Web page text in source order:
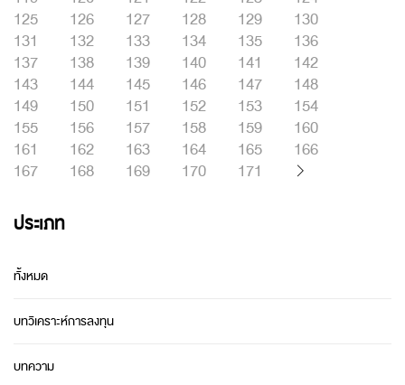
125
126 127 128 129
130
131
132 133 134 135
136
137
138 139 140 141
142
143
144 145 146 147
148
149
150 151 152 153
154
155
156 157 158 159
160
161
162 163 164 165
166
167
168 169 170 171
ประเภท
ทั้งหมด
บทวิเคราะห์การลงทุน
บทความ